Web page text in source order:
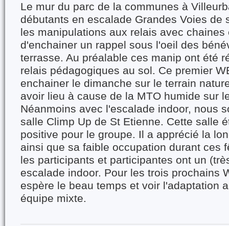
Le mur du parc de la communes à
débutants en escalade Grandes Voies de
les manipulations aux relais avec
d'enchainer un rappel sous l'oeil des
terrasse. Au préalable ces manip ont été
relais pédagogiques au sol. Ce premier
enchainer le dimanche sur le terrain
avoir lieu à cause de la MTO humide sur
Néanmoins avec l'escalade indoor, nous
salle Climp Up de St Etienne. Cette salle
positive pour le groupe. Il a apprécié la
ainsi que sa faible occupation durant ces
les participants et participantes ont un
escalade indoor. Pour les trois prochains
espère le beau temps et voir l'adaptation
équipe mixte.